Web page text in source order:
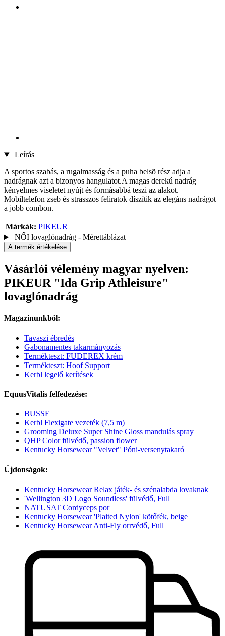
Leírás
A sportos szabás, a rugalmasság és a puha belsõ rész adja a
nadrágnak azt a bizonyos hangulatot.A magas derekú nadrág
kényelmes viseletet nyújt és formásabbá teszi az alakot.
Mobiltelefon zseb és strasszos feliratok díszítik az elegáns nadrágot
a jobb combon.
Márkák: PIKEUR
NŐI lovaglónadrág - Mérettáblázat
A termék értékelése
Vásárlói vélemény magyar nyelven:
PIKEUR "Ida Grip Athleisure"
lovaglónadrág
Magazinunkból:
Tavaszi ébredés
Gabonamentes takarmányozás
Termékteszt: FUDEREX krém
Termékteszt: Hoof Support
Kerbl legelő kerítések
EquusVitalis felfedezése:
BUSSE
Kerbl Flexigate vezeték (7,5 m)
Grooming Deluxe Super Shine Gloss mandulás spray
QHP Color fülvédő, passion flower
Kentucky Horsewear "Velvet" Póni-versenytakaró
Újdonságok:
Kentucky Horsewear Relax játék- és szénalabda lovaknak
'Wellington 3D Logo Soundless' fülvédő, Full
NATUSAT Cordyceps por
Kentucky Horsewear 'Plaited Nylon' kötőfék, beige
Kentucky Horsewear Anti-Fly orrvédő, Full